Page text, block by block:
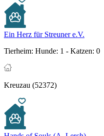
Ein Herz für Streuner e.V.
Tierheim: Hunde: 1 - Katzen: 0
Kreuzau (52372)